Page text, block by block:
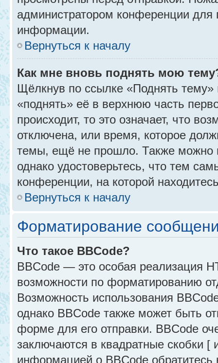
администратором конференции для
информации.
Вернуться к началу
Как мне вновь поднять мою
Щёлкнув по ссылке «Поднять
«поднять» её в верхнюю часть
происходит, то это означает, что
отключена, или время, которое
темы, ещё не прошло. Также можно
однако удостоверьтесь, что тем
конференции, на которой
Вернуться к началу
Форматирование
Что такое BBCode?
BBCode — это особая реализация
возможности по форматированию
Возможность использования
однако BBCode также может быть
форме для его отправки. BBCode
заключаются в квадратные скобки
информацией о BBCode обратитесь